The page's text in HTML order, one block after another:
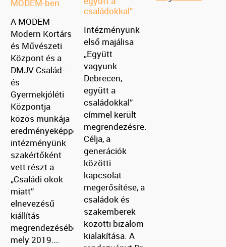
MODEM-ben
A MODEM
Modern Kortárs
és Művészeti
Központ és a
DMJV Család-
és
Gyermekjóléti
Központja
közös munkája
eredményeképpen
intézményünk
szakértőként
vett részt a
„Családi okok
miatt”
elnevezésű
kiállítás
megrendezésében,
mely 2019….
családokkal”
Intézményünk
első majálisa
„Együtt
vagyunk
Debrecen,
együtt a
családokkal”
címmel került
megrendezésre.
Célja, a
generációk
közötti
kapcsolat
megerősítése, a
családok és
szakemberek
közötti bizalom
kialakítása. A